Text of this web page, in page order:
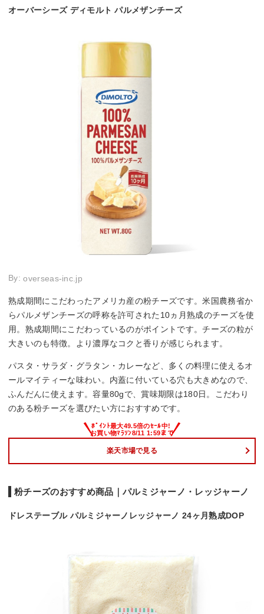
オーバーシーズ ディモルト パルメザンチーズ
By:overseas-inc.jp
熟成期間にこだわったアメリカ産の粉チーズです。米国農務省か
らパルメザンチーズの呼称を許可された10ヵ月熟成のチーズを使
用。熟成期間にこだわっているのがポイントです。チーズの粒が
大きいのも特徴。より濃厚なコクと香りが感じられます。
パスタ・サラダ・グラタン・カレーなど、多くの料理に使えるオ
ールマイティーな味わい。内蓋に付いている穴も大きめなので、
ふんだんに使えます。容量80gで、賞味期限は180日。こだわり
のある粉チーズを選びたい方におすすめです。
楽天市場で見る
粉チーズのおすすめ商品｜パルミジャーノ・レッジャーノ
ドレステーブル パルミジャーノレッジャーノ 24ヶ月熟成DOP